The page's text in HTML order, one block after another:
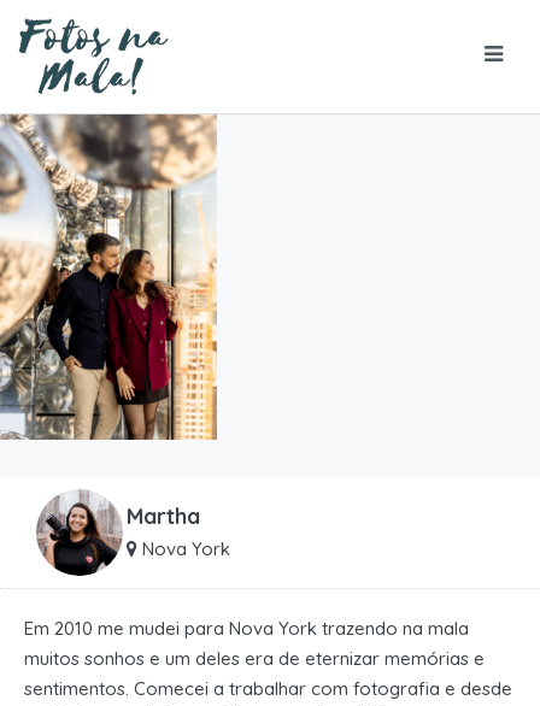
Martha
Nova York
Em 2010 me mudei para Nova York trazendo na mala
muitos sonhos e um deles era de eternizar memórias e
sentimentos. Comecei a trabalhar com fotografia e desde